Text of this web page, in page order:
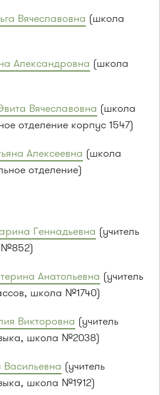
Вячеславовна (школа
Александровна (школа
Вячеславовна (школа
отделение корпус 1547)
Алексеевна (школа
отделение)
Геннадьевна (учитель
№852)
Анатольевна (учитель
школа №1740)
Викторовна (учитель
школа №2038)
(учитель
школа №1912)